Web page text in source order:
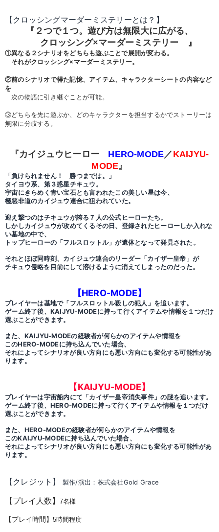
【クロッシングマーダーミステリーとは？】
『２つで１つ。遊び方は無限大に広がる、
クロッシング×マーダー ミステリー 』
①異なる２シナリオをどちらも遊ぶことで展開が変わる。
それがクロッシング×マーダーミステリー。
②前のシナリオで得た記憶、アイテム、キャラクターシートの内容など
を
次の物語に引き継ぐことが可能。
③どちらを先に遊ぶか、どのキャラクターを担当するかでストーリーは
無限に分岐する。
『カイジュウヒーロー HERO-MODE／ KAIJYU-
MODE』
「負けられません！ 勝つまでは。」
タイヨウ系、第３惑星チキュウ。
宇宙にきらめく青い宝石とも言われたこの美しい星は今、
極悪非道のカイジュウ連合に狙われていた。
迎え撃つのはチキュウが誇る７人の公式ヒーローたち。
しかしカイジュウが攻めてくるその日、登録されたヒーローしか入れな
い基地の中で、
トップヒーローの「フルスロットル」が遺体となって発見された。
それとほぼ同時刻、カイジュウ連合のリーダー「カイザー皇帝」が
チキュウ侵略を目前にして溶けるように消えてしまったのだった。
【HERO-MODE】
プレイヤーは基地で「フルスロットル殺しの犯人」を追います。
ゲーム終了後、KAIJYU-MODEに持って行くアイテムや情報を１つだけ
選ぶことができます。
また、KAIJYU-MODEの経験者が何らかのアイテムや情報を
このHERO-MODEに持ち込んでいた場合、
それによってシナリオが良い方向にも悪い方向にも変化する可能性があ
ります。
【KAIJYU-MODE】
プレイヤーは宇宙船内にて「カイザー皇帝消失事件」の謎を追います。
ゲーム終了後、HERO-MODEに持って行くアイテムや情報を１つだけ
選ぶことができます。
また、HERO-MODEの経験者が何らかのアイテムや情報を
このKAIJYU-MODEに持ち込んでいた場合、
それによってシナリオが良い方向にも悪い方向にも変化する可能性があ
ります。
【クレジット】 製作/演出：株式会社Gold Grace
【プレイ人数】 7名様
【プレイ時間】 5時間程度